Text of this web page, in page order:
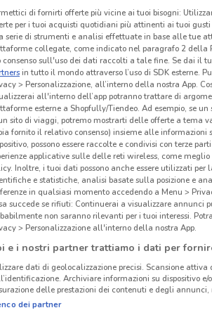
di fornirti offerte più vicine ai tuoi bisogni:
per i tuoi acquisti quotidiani più attinenti ai tuoi
serie di strumenti e analisi effettuate in base alle tue
collegate, come indicato nel paragrafo 2 della
consenso sull'uso dei dati raccolti a tale fine. Se dai il
in tutto il mondo attraverso l’uso di SDK esterne.
> Personalizzazione, all’interno della nostra App.
all'interno dell’app potranno trattare di
esterne a Shopfully/Tiendeo. Ad esempio, se
sito di viaggi, potremo mostrarti delle offerte a tema
fornito il relativo consenso) insieme alle
possono essere raccolte e condivisi con terze
applicative sulle delle reti wireless, come
Inoltre, i tuoi dati possono anche essere utilizzati per
e statistiche, analisi basate sulla posizione e
in qualsiasi momento accedendo a Menu >
succede se rifiuti: Continuerai a visualizzare
non saranno rilevanti per i tuoi interessi.
> Personalizzazione all'interno della nostra App.
e i nostri partner trattiamo i dati per
dati di geolocalizzazione precisi. Scansione
Archiviare informazioni su dispositivo
delle prestazioni dei contenuti e degli annunci,
dei partner